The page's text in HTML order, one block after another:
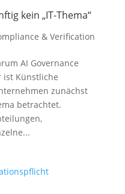
kein „IT-Thema“
& Verification
AI Governance
ist Künstliche
zunächst
betrachtet.